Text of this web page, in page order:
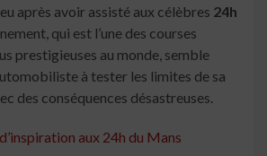
après avoir assisté aux célèbres 24h
qui est l’une des courses
prestigieuses au monde, semble
à tester les limites de sa
des conséquences désastreuses.
aux 24h du Mans